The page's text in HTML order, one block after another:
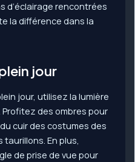
d’éclairage rencontrées
la différence dans la
jour
jour, utilisez la lumière
des ombres pour
cuir des costumes des
En plus,
de prise de vue pour